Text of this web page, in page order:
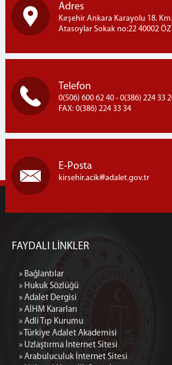
FIRIN
ZİYARET GÖRÜŞ BİLGİLERİ
İLETİŞİM
Adres
Kırşehir Ankara Karayolu 18.
Atasoylar Sokak no:22 40002
Telefon
0(506) 600 62 40 - 0(386) 224 33
FAX: 0(386) 224 33 34
E-Posta
kirsehir.acik adalet.gov.tr
FAYDALI LİNKLER
» Bağlantılar
» Hukuk Sözlüğü
» Adalet Dergisi
» AİHM Kararları
» Adli Tıp Kurumu
» Türkiye Adalet Akademisi
» Uzlaştırma İnternet Sitesi
» Arabuluculuk İnternet Sitesi